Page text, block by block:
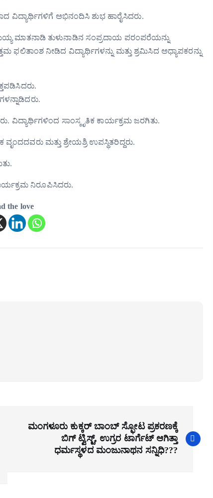
ವಿದ್ಯಾರ್ಥಿಗಳಿಗೆ ಅಭಿನಂದಿಸಿ ಶುಭ ಹಾರೈಸಿದರು.
ಮಾತನಾಡಿ ತುಳುನಾಡಿನ ಸಂಪ್ರದಾಯ ಪರಂಪರೆಯನ್ನು
ನೀಡಿದ ವಿದ್ಯಾರ್ಥಿಗಳನ್ನು ಮತ್ತು ಶ್ರಮಿಸಿದ ಅಧ್ಯಾಪಕರನ್ನು
ವಿದ್ಯಾರ್ಥಿಗಳಿಂದ ಸಾಂಸ್ಕೃತಿಕ ಕಾರ್ಯಕ್ರಮ ಜರಗಿತು.
ವೃಂದದವರು ಮತ್ತು ಶ್ರೇಯಶ್ರಿ ಉಪಸ್ಥಿತರಿದ್ದರು.
ನಿರೂಪಿಸಿದರು.
the love
ಮಂಗಳೂರು ಕುಕ್ಕರ್ ಬಾಂಬ್ ಸ್ಫೋಟ ಪ್ರಕರಣಕ್ಕೆ
ಬಿಗ್ ಟ್ವಿಸ್ಟ್, ಉಗ್ರರ ಟಾರ್ಗೆಟ್ ಆಗಿತ್ತಾ
ಧರ್ಮಸ್ಥಳದ ಮಂಜುನಾಥನ ಸನ್ನಿಧಿ???